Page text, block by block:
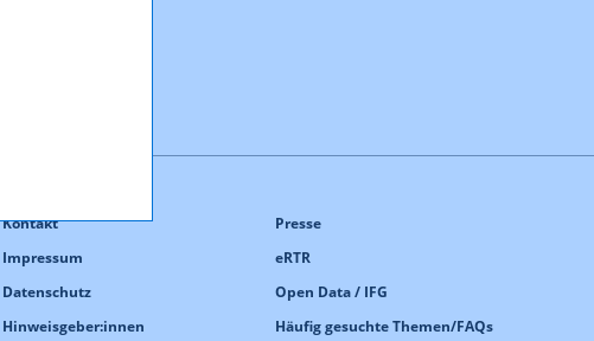
Presse
eRTR
Open Data / IFG
Häufig gesuchte Themen/FAQs
Kontakt
Impressum
Datenschutz
Hinweisgeber:innen